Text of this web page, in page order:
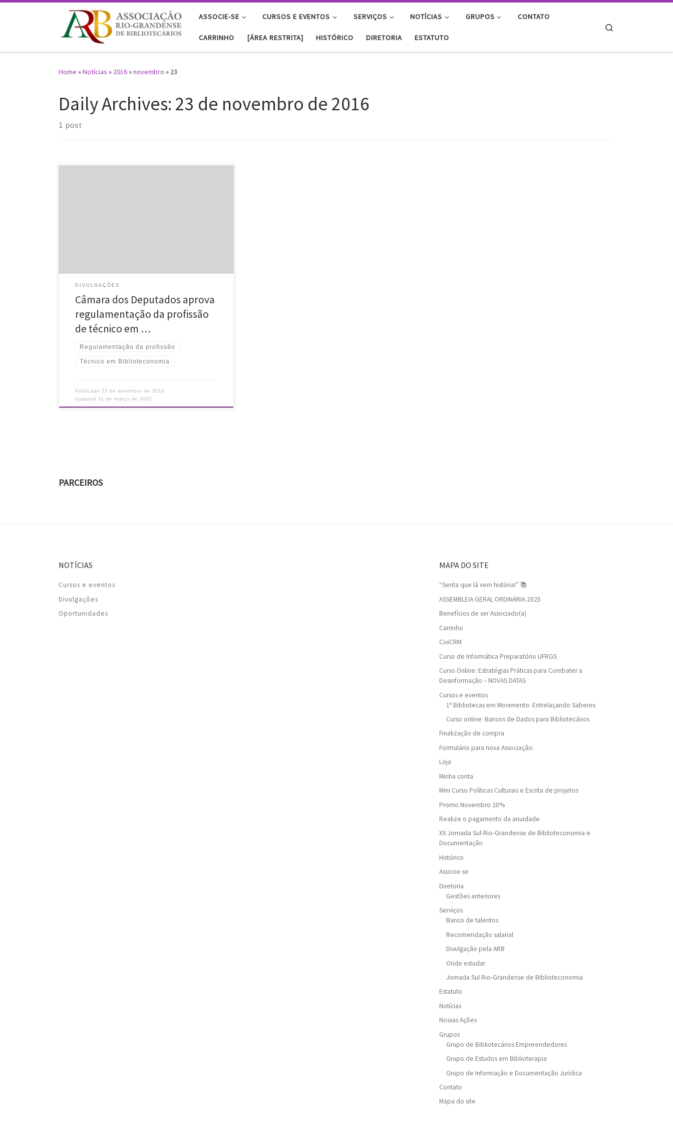
ASSOCIE-SE CURSOS E EVENTOS SERVIÇOS NOTÍCIAS GRUPOS CONTATO
CARRINHO [ÁREA RESTRITA] HISTÓRICO DIRETORIA ESTATUTO
Home »Notícias » 2016»novembro » 23
Daily Archives: 23 de novembro de 2016
1 post
DIVULGAÇÕES
Câmara dos Deputados aprova
regulamentação da profissão
de técnico em …
Regulamentação da profissão
Técnico em Biblioteconomia
Publicado 23 de novembro de 2016
Updated31 de março de 2020
PARCEIROS
NOTÍCIAS
Cursos e eventos
Divulgações
Oportunidades
MAPA DO SITE
“Senta que lá vem história!” 📚
ASSEMBLEIA GERAL ORDINÁRIA 2025
Benefícios de ser Associado(a)
Carrinho
CiviCRM
Curso de Informática Preparatório UFRGS
Curso Online: Estratégias Práticas para Combater a
Desinformação – NOVAS DATAS
Cursos e eventos
1º Bibliotecas em Movimento: Entrelaçando Saberes
Curso online: Bancos de Dados para Bibliotecários
Finalização de compra
Formulário para nova Associação:
Loja
Minha conta
Mini Curso Políticas Culturais e Escrita de projetos
Promo Novembro 20%
Realize o pagamento da anuidade
XX Jornada Sul-Rio-Grandense de Biblioteconomia e
Documentação
Histórico
Associe-se
Diretoria
Gestões anteriores
Serviços
Banco de talentos
Recomendação salarial
Divulgação pela ARB
Onde estudar
Jornada Sul Rio-Grandense de Biblioteconomia
Estatuto
Notícias
Nossas Ações
Grupos
Grupo de Bibliotecários Empreendedores
Grupo de Estudos em Biblioterapia
Grupo de Informação e Documentação Jurídica
Contato
Mapa do site